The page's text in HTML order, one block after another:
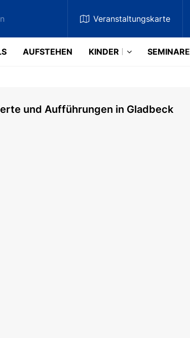
Veranstaltungskarte
AUFSTEHEN KINDER SEMINARE
und Aufführungen in Gladbeck